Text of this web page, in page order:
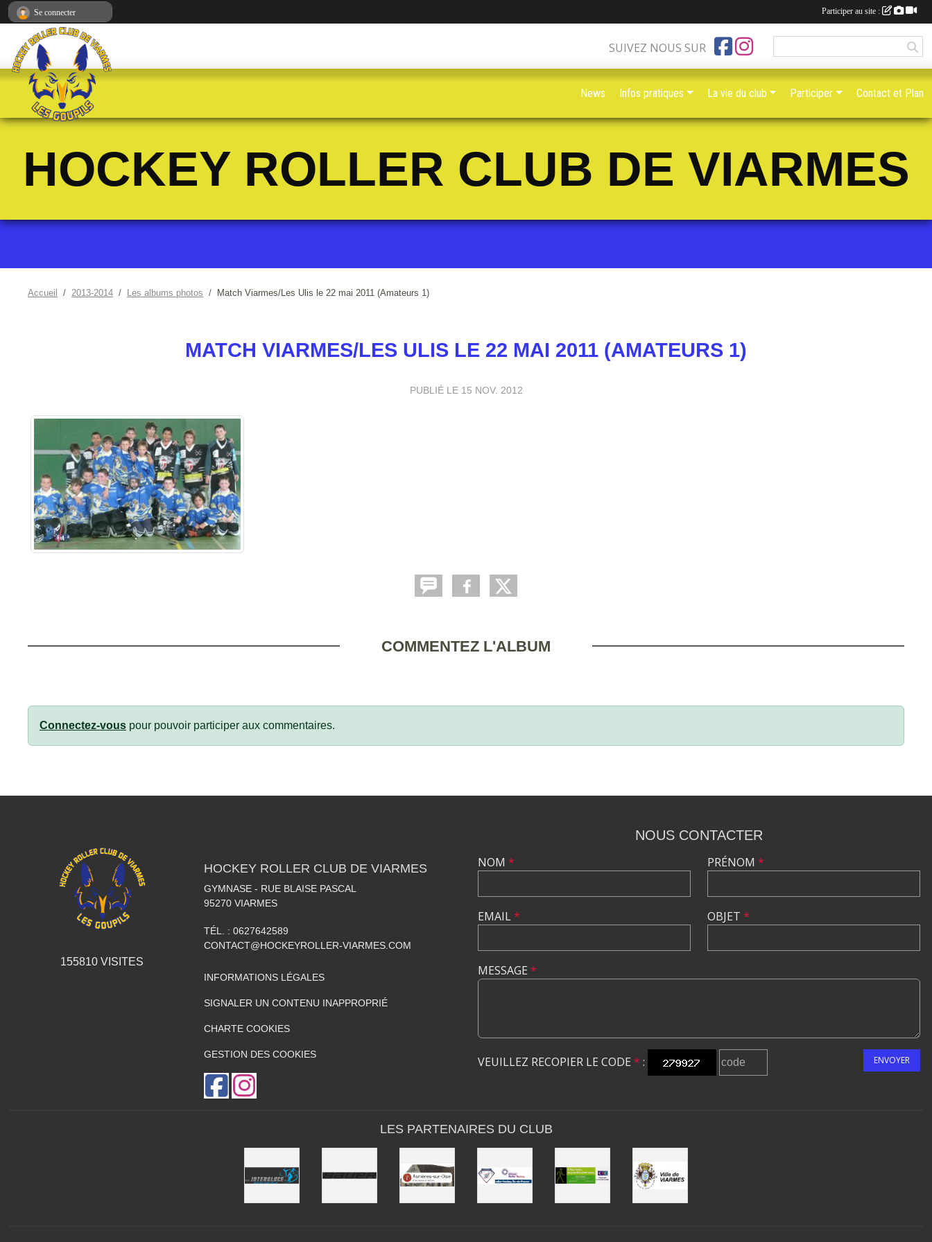
HOCKEY ROLLER CLUB DE VIARMES
Accueil 2013-2014 Les albums photos Match Viarmes/Les Ulis le 22 mai 2011 (Amateurs 1)
MATCH VIARMES/LES ULIS LE 22 MAI 2011 (AMATEURS 1)
PUBLIÉ LE 15 NOV. 2012
COMMENTEZ L'ALBUM
Connectez-vous pour pouvoir participer aux commentaires.
SUIVEZ NOUS SUR
News Infos pratiques La vie du club Participer Contact et Plan
155810 VISITES
HOCKEY ROLLER CLUB DE VIARMES
GYMNASE - RUE BLAISE PASCAL
95270 VIARMES
TÉL. : 0627642589
CONTACT@HOCKEYROLLER-VIARMES.COM
INFORMATIONS LÉGALES
SIGNALER UN CONTENU INAPPROPRIÉ
CHARTE COOKIES
GESTION DES COOKIES
NOUS CONTACTER
NOM *
EMAIL*
PRÉNOM *
OBJET *
MESSAGE *
VEUILLEZ RECOPIER LE CODE * : ENVOYER
LES PARTENAIRES DU CLUB
Se connecter Participer au site :
Panneau de gestion des cookies